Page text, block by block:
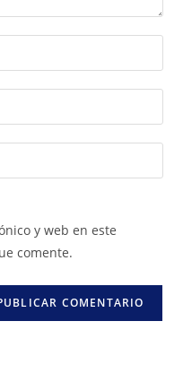
y web en este
comente.